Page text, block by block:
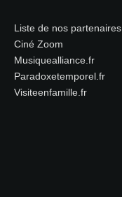
Liste de nos partenaires
Ciné Zoom
Musiquealliance.fr
Paradoxetemporel.fr
Visiteenfamille.fr